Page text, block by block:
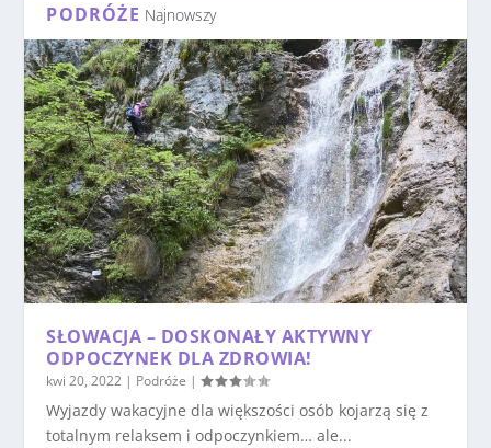
PODRÓŻE Najnowszy
SŁOWACJA – DOSKONAŁY AKTYWNY
ODPOCZYNEK DLA ZDROWIA!
kwi 20, 2022 | Podróże |
Wyjazdy wakacyjne dla większości osób kojarzą się z
totalnym relaksem i odpoczynkiem… ale...